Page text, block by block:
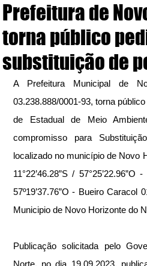
Prefeitura de
torna público
substituição de
A Prefeitura Municipal de
03.238.888/0001-93, torna
de Estadual de Meio
compromisso para
localizado no município de Novo
11°22’46.28”S /
57º19’37.76”O - Bueiro
Municipio de Novo Horizonte do
Publicação solicitada pelo
Norte, no dia 19.09.2023,